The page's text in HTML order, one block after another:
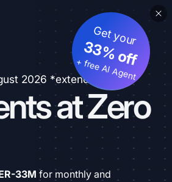
2026 *extended
at Zero
Get your
33% off
+ free AI Agent
33M for monthly and